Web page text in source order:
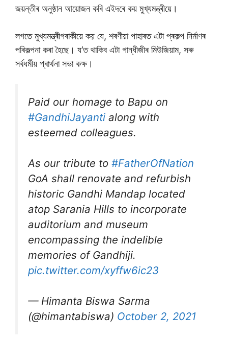
জয়ন্তীৰ অনুষ্ঠান আয়োজন কৰি এইদৰে কয় মুখ্যমন্ত্ৰীয়ে।
লগতে মুখ্যমন্ত্ৰীগৰাকীয়ে কয় যে, শৰণীয়া পাহাৰত এটা প্ৰকল্প নিৰ্মাণৰ
পৰিকল্পনা কৰা হৈছে। য’ত থাকিব এটা গান্ধীজীৰ মিউজিয়াম, সৰু
সৰ্বধৰ্মীয় প্ৰাৰ্থনা সভা কক্ষ।
Paid our homage to Bapu on
#GandhiJayanti along with
esteemed colleagues.
As our tribute to #FatherOfNation
GoA shall renovate and refurbish
historic Gandhi Mandap located
atop Sarania Hills to incorporate
auditorium and museum
encompassing the indelible
memories of Gandhiji.
pic.twitter.com/xyffw6ic23
— Himanta Biswa Sarma
(@himantabiswa) October 2, 2021